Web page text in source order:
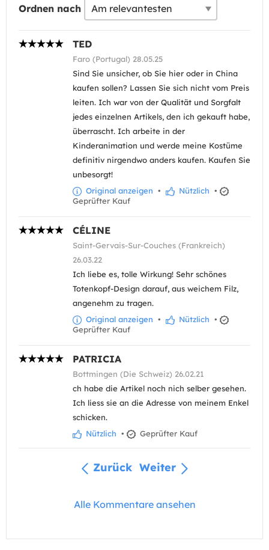
Ordnen nach
TED
Faro (Portugal) 28.05.25
Sind Sie unsicher, ob Sie hier oder in China
kaufen sollen? Lassen Sie sich nicht vom Preis
leiten. Ich war von der Qualität und Sorgfalt
jedes einzelnen Artikels, den ich gekauft habe,
überrascht. Ich arbeite in der
Kinderanimation und werde meine Kostüme
definitiv nirgendwo anders kaufen. Kaufen Sie
unbesorgt!
Original anzeigen • Nützlich •
Geprüfter Kauf
CÉLINE
Saint-Gervais-Sur-Couches (Frankreich)
26.03.22
Ich liebe es, tolle Wirkung! Sehr schönes
Totenkopf-Design darauf, aus weichem Filz,
angenehm zu tragen.
Original anzeigen • Nützlich •
Geprüfter Kauf
PATRICIA
Bottmingen (Die Schweiz) 26.02.21
ch habe die Artikel noch nich selber gesehen.
Ich liess sie an die Adresse von meinem Enkel
schicken.
Nützlich • Geprüfter Kauf
Zurück Weiter
Alle Kommentare ansehen